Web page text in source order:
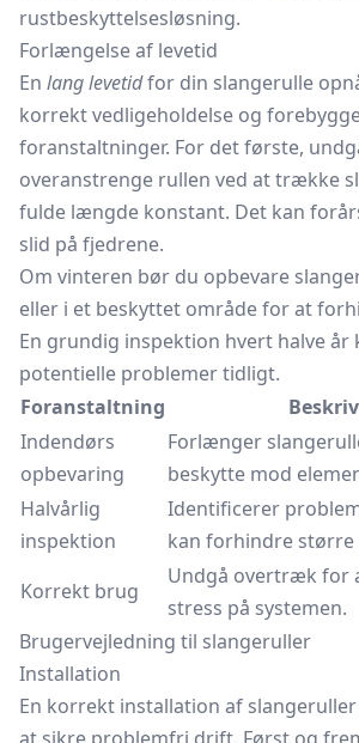
rustbeskyttelsesløsning.
Forlængelse af levetid
En lang levetidfor din slangerulle
korrekt vedligeholdelse og
foranstaltninger. For det første,
overanstrenge rullen ved at trække
fulde længde konstant. Det kan
slid på fjedrene.
Om vinteren bør du opbevare
eller i et beskyttet område for at
En grundig inspektion hvert halve år
potentielle problemer tidligt.
Foranstaltning
Indendørs
opbevaring
Forlænger
beskytte mod
Halvårlig
inspektion
Identificerer
kan forhindre større
Korrekt brug
Undgå overtræk for
stress på systemen.
Brugervejledning til slangeruller
Installation
En korrekt installation af